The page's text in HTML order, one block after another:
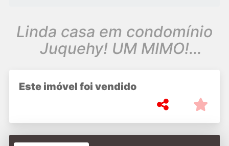
Linda casa em condomínio
Juquehy! UM MIMO!
Temporada!
Este imóvel foi vendido